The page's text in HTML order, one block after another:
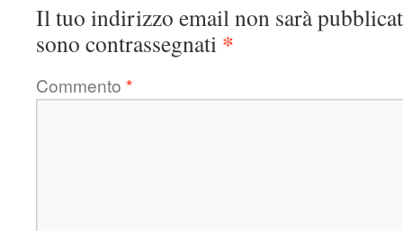
Il tuo indirizzo email non sarà
sono contrassegnati *
Commento *